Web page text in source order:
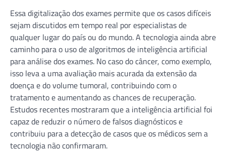
Essa digitalização dos exames permite que os casos difíceis
sejam discutidos em tempo real por especialistas de
qualquer lugar do país ou do mundo. A tecnologia ainda abre
caminho para o uso de algoritmos de inteligência artificial
para análise dos exames. No caso do câncer, como exemplo,
isso leva a uma avaliação mais acurada da extensão da
doença e do volume tumoral, contribuindo com o
tratamento e aumentando as chances de recuperação.
Estudos recentes mostraram que a inteligência artificial foi
capaz de reduzir o número de falsos diagnósticos e
contribuiu para a detecção de casos que os médicos sem a
tecnologia não confirmaram.